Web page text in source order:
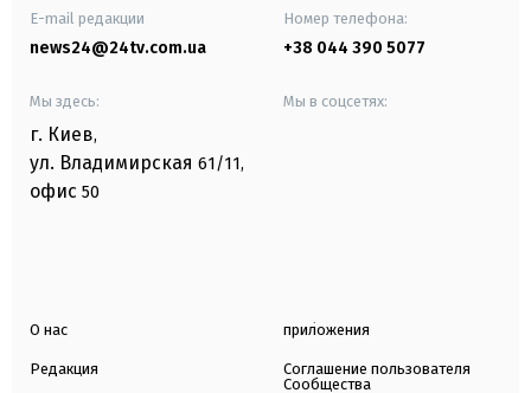
E-mail редакции
news24@24tv.com.ua
Номер телефона:
+38 044 390 5077
Мы здесь:
г. Киев,
ул. Владимирская 61/11,
офис 50
Мы в соцсетях:
О нас
Редакция
приложения
Соглашение пользователя
Сообщества